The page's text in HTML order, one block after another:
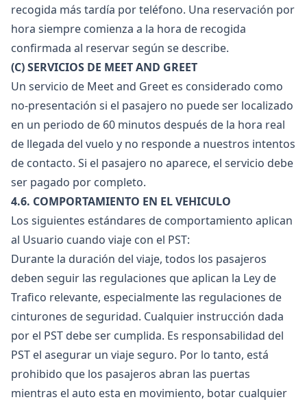
recogida más tardía por teléfono. Una reservación por
hora siempre comienza a la hora de recogida
confirmada al reservar según se describe.
(C) SERVICIOS DE MEET AND GREET
Un servicio de Meet and Greet es considerado como
no-presentación si el pasajero no puede ser localizado
en un periodo de 60 minutos después de la hora real
de llegada del vuelo y no responde a nuestros intentos
de contacto. Si el pasajero no aparece, el servicio debe
ser pagado por completo.
4.6. COMPORTAMIENTO EN EL VEHICULO
Los siguientes estándares de comportamiento aplican
al Usuario cuando viaje con el PST:
Durante la duración del viaje, todos los pasajeros
deben seguir las regulaciones que aplican la Ley de
Trafico relevante, especialmente las regulaciones de
cinturones de seguridad. Cualquier instrucción dada
por el PST debe ser cumplida. Es responsabilidad del
PST el asegurar un viaje seguro. Por lo tanto, está
prohibido que los pasajeros abran las puertas
mientras el auto esta en movimiento, botar cualquier